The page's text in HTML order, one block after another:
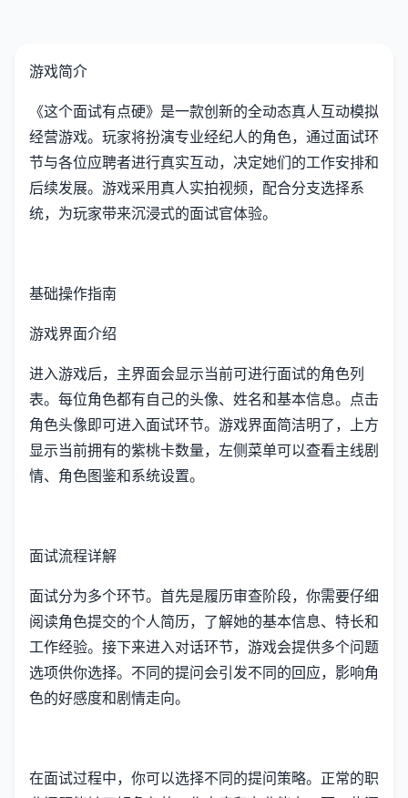
游戏简介
《这个面试有点硬》是一款创新的全动态真人互动模拟
经营游戏。玩家将扮演专业经纪人的角色，通过面试环
节与各位应聘者进行真实互动，决定她们的工作安排和
后续发展。游戏采用真人实拍视频，配合分支选择系
统，为玩家带来沉浸式的面试官体验。
基础操作指南
游戏界面介绍
进入游戏后，主界面会显示当前可进行面试的角色列
表。每位角色都有自己的头像、姓名和基本信息。点击
角色头像即可进入面试环节。游戏界面简洁明了，上方
显示当前拥有的紫桃卡数量，左侧菜单可以查看主线剧
情、角色图鉴和系统设置。
面试流程详解
面试分为多个环节。首先是履历审查阶段，你需要仔细
阅读角色提交的个人简历，了解她的基本信息、特长和
工作经验。接下来进入对话环节，游戏会提供多个问题
选项供你选择。不同的提问会引发不同的回应，影响角
色的好感度和剧情走向。
在面试过程中，你可以选择不同的提问策略。正常的职